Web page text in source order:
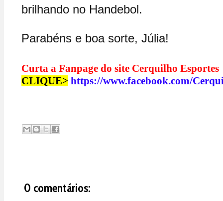
brilhando no Handebol.
Parabéns e boa sorte, Júlia!
Curta a Fanpage do site Cerquilho
CLIQUE> https://www.facebook.com/
0 comentários: